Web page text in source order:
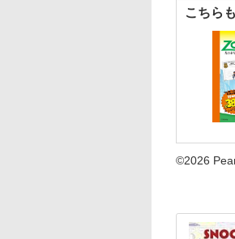
こちら
©2026